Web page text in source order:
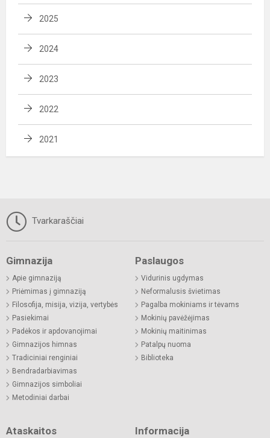
2025
2024
2023
2022
2021
Tvarkaraščiai
Gimnazija
Apie gimnaziją
Priėmimas į gimnaziją
Filosofija, misija, vizija, vertybės
Pasiekimai
Padėkos ir apdovanojimai
Gimnazijos himnas
Tradiciniai renginiai
Bendradarbiavimas
Gimnazijos simboliai
Metodiniai darbai
Paslaugos
Vidurinis ugdymas
Neformalusis švietimas
Pagalba mokiniams ir tėvams
Mokinių pavėžėjimas
Mokinių maitinimas
Patalpų nuoma
Biblioteka
Ataskaitos Informacija